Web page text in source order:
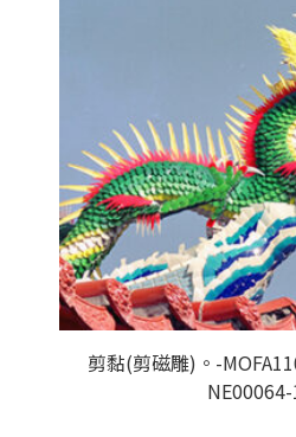
剪黏(剪磁雕)。-